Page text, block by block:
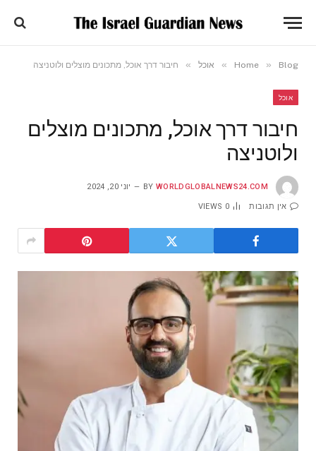
Home » Blog
» אוכל » חיבור דרך אוכל, מתכונים מוצלים ולוטניצה
אוכל
חיבור דרך אוכל, מתכונים מוצלים
ולוטניצה
BY WORLDGLOBALNEWS24.COM יוני 20, 2024
אין תגובות 0
VIEWS